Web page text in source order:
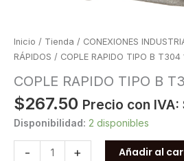
Inicio / Tienda / CONEXIONES
RÁPIDOS / COPLE RAPIDO TIPO B T304
COPLE RAPIDO TIPO B
$267.50 Precio con IVA:
Disponibilidad: 2 disponibles
- + Añadir al